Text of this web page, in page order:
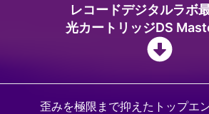
レコードデジタルラボ
光カートリッジDS
歪みを極限まで抑えたトップエ